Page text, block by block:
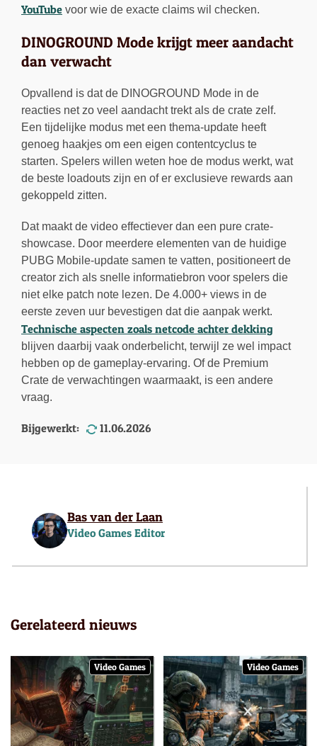
YouTube voor wie de exacte claims wil checken.
DINOGROUND Mode krijgt meer aandacht
dan verwacht
Opvallend is dat de DINOGROUND Mode in de
reacties net zo veel aandacht trekt als de crate zelf.
Een tijdelijke modus met een thema-update heeft
genoeg haakjes om een eigen contentcyclus te
starten. Spelers willen weten hoe de modus werkt, wat
de beste loadouts zijn en of er exclusieve rewards aan
gekoppeld zitten.
Dat maakt de video effectiever dan een pure crate-
showcase. Door meerdere elementen van de huidige
PUBG Mobile-update samen te vatten, positioneert de
creator zich als snelle informatiebron voor spelers die
niet elke patch note lezen. De 4.000+ views in de
eerste zeven uur bevestigen dat die aanpak werkt.
Technische aspecten zoals netcode achter dekking
blijven daarbij vaak onderbelicht, terwijl ze wel impact
hebben op de gameplay-ervaring. Of de Premium
Crate de verwachtingen waarmaakt, is een andere
vraag.
Bijgewerkt: 11.06.2026
Bas van der Laan
Video Games Editor
Gerelateerd nieuws
Video Games Video Games